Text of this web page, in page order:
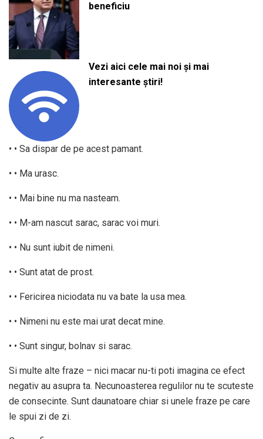
beneficiu
Vezi aici cele mai noi și mai
interesante știri!
• • Sa dispar de pe acest pamant.
• • Ma urasc.
• • Mai bine nu ma nasteam.
• • M-am nascut sarac, sarac voi muri.
• • Nu sunt iubit de nimeni.
• • Sunt atat de prost.
• • Fericirea niciodata nu va bate la usa mea.
• • Nimeni nu este mai urat decat mine.
• • Sunt singur, bolnav si sarac.
Si multe alte fraze – nici macar nu-ti poti imagina ce efect
negativ au asupra ta. Necunoasterea regulilor nu te scuteste
de consecinte. Sunt daunatoare chiar si unele fraze pe care
le spui zi de zi.